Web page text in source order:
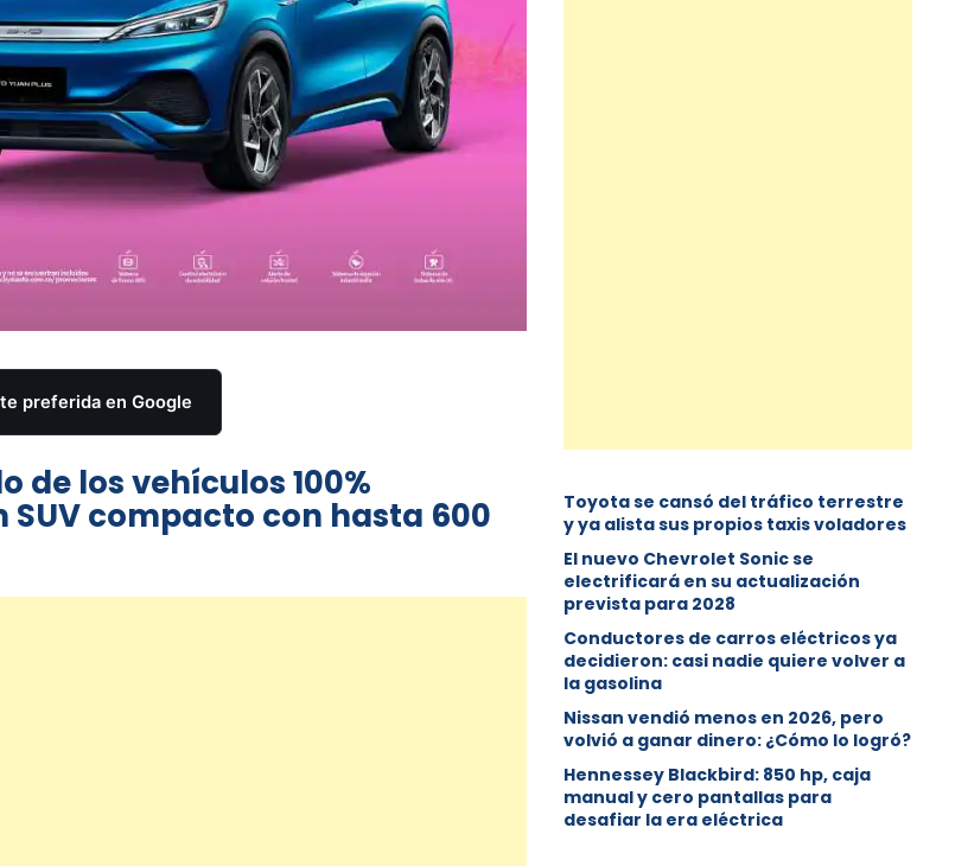
preferida en Google
de los vehículos 100%
SUV compacto con hasta 600
Toyota se cansó del tráfico terrestre
y ya alista sus propios taxis voladores
El nuevo Chevrolet Sonic se
electrificará en su actualización
prevista para 2028
Conductores de carros eléctricos ya
decidieron: casi nadie quiere volver a
la gasolina
Nissan vendió menos en 2026, pero
volvió a ganar dinero: ¿Cómo lo logró?
Hennessey Blackbird: 850 hp, caja
manual y cero pantallas para
desafiar la era eléctrica